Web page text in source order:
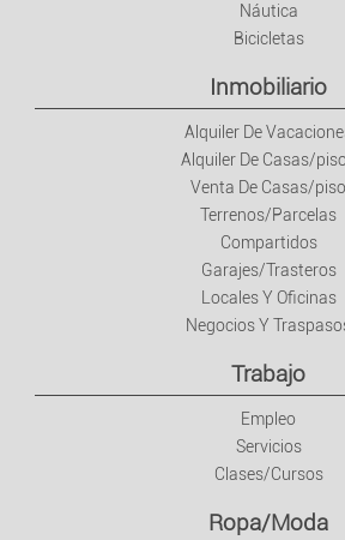
Náutica
Bicicletas
Inmobiliario
Alquiler De
Alquiler De Casas/
Venta De Casas/piso
Terrenos/Parcelas
Compartidos
Garajes/Trasteros
Locales Y Oficinas
Negocios Y
Trabajo
Empleo
Servicios
Clases/Cursos
Ropa/Moda